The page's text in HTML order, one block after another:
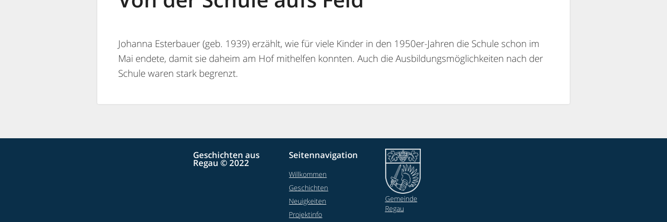
Johanna Esterbauer (geb. 1939) erzählt, wie für viele Kinder in den 1950er-Jahren die Schule schon im
Mai endete, damit sie daheim am Hof mithelfen konnten. Auch die Ausbildungsmöglichkeiten nach der
Schule waren stark begrenzt.
Geschichten aus
Regau © 2022
Seitennavigation
Willkommen
Geschichten
Neuigkeiten
Projektinfo
Gemeinde
Regau